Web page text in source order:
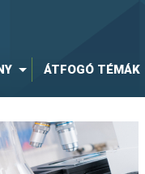
ÁTFOGÓ TÉMÁK